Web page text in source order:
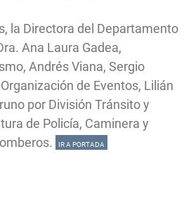
la Directora del Departamento
Ana Laura Gadea,
Andrés Viana, Sergio
de Eventos, Lilián
por División Tránsito y
de Policía, Caminera y
IR A PORTADA